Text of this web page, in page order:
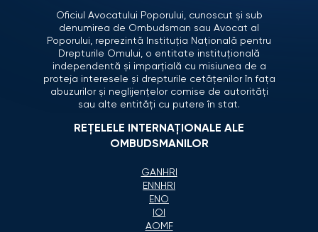
Oficiul Avocatului Poporului, cunoscut și sub
denumirea de Ombudsman sau Avocat al
Poporului, reprezintă Instituția Națională pentru
Drepturile Omului, o entitate instituțională
independentă și imparțială cu misiunea de a
proteja interesele și drepturile cetățenilor în fața
abuzurilor și neglijențelor comise de autorități
sau alte entități cu putere în stat.
REȚELELE INTERNAȚIONALE ALE
OMBUDSMANILOR
GANHRI
ENNHRI
ENO
IOI
AOMF